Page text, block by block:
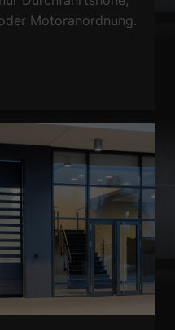
Motoranordnung.